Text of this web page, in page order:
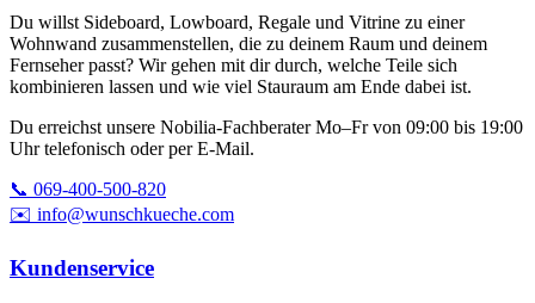
Du willst Sideboard, Lowboard, Regale und Vitrine zu einer
Wohnwand zusammenstellen, die zu deinem Raum und deinem
Fernseher passt? Wir gehen mit dir durch, welche Teile sich
kombinieren lassen und wie viel Stauraum am Ende dabei ist.
Du erreichst unsere Nobilia-Fachberater Mo–Fr von 09:00 bis 19:00
Uhr telefonisch oder per E-Mail.
📞 069-400-500-820
✉️ info@wunschkueche.com
Kundenservice